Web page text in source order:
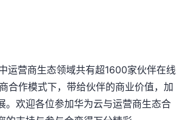
运营商生态领域共有超1600家伙伴在线
合作模式下，带给伙伴的商业价值，加
。欢迎各位参加华为云与运营商生态合